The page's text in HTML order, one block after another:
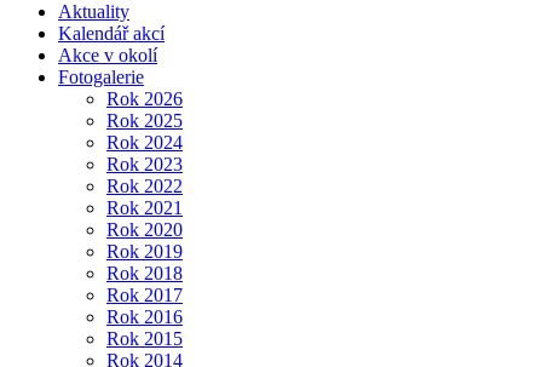
Aktuality
Kalendář akcí
Akce v okolí
Fotogalerie
Rok 2026
Rok 2025
Rok 2024
Rok 2023
Rok 2022
Rok 2021
Rok 2020
Rok 2019
Rok 2018
Rok 2017
Rok 2016
Rok 2015
Rok 2014